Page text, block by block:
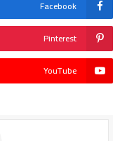
Facebook
Pinterest
YouTube